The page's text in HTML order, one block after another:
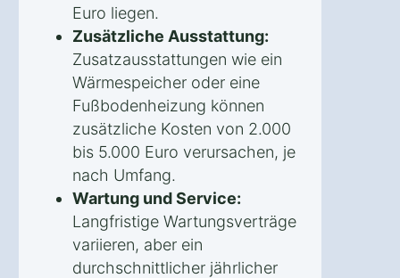
Euro liegen.
Zusätzliche Ausstattung:
Zusatzausstattungen wie ein
Wärmespeicher oder eine
Fußbodenheizung können
zusätzliche Kosten von 2.000
bis 5.000 Euro verursachen, je
nach Umfang.
Wartung und Service:
Langfristige Wartungsverträge
variieren, aber ein
durchschnittlicher jährlicher